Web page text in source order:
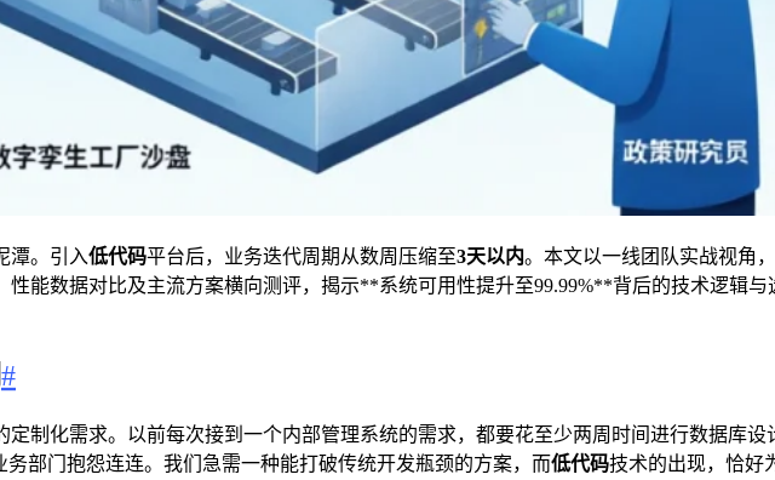
潭。引入低代码平台后，业务迭代周期从数周压缩至3天以内。本文以一线团队实战视角
能数据对比及主流方案横向测评，揭示**系统可用性提升至99.99%**背后的技术逻辑与
#
制化需求。以前每次接到一个内部管理系统的需求，都要花至少两周时间进行数据库
部门抱怨连连。我们急需一种能打破传统开发瓶颈的方案，而低代码技术的出现，恰好